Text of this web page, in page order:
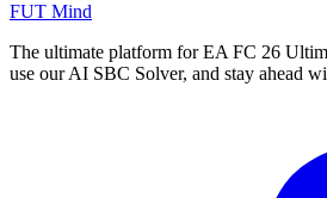
FUT Mind
The ultimate platform for EA FC 26
use our AI SBC Solver, and stay ahead